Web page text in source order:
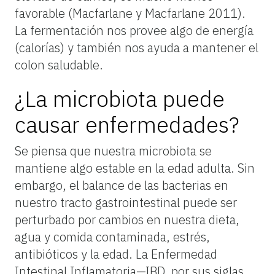
favorable (Macfarlane y Macfarlane 2011).
La fermentación nos provee algo de energía
(calorías) y también nos ayuda a mantener el
colon saludable.
¿La microbiota puede
causar enfermedades?
Se piensa que nuestra microbiota se
mantiene algo estable en la edad adulta. Sin
embargo, el balance de las bacterias en
nuestro tracto gastrointestinal puede ser
perturbado por cambios en nuestra dieta,
agua y comida contaminada, estrés,
antibióticos y la edad. La Enfermedad